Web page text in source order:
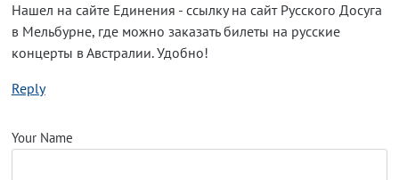
Нашел на сайте Единения - ссылку на сайт Русского Досуга
в Мельбурне, где можно заказать билеты на русские
концерты в Австралии. Удобно!
Reply
Your Name